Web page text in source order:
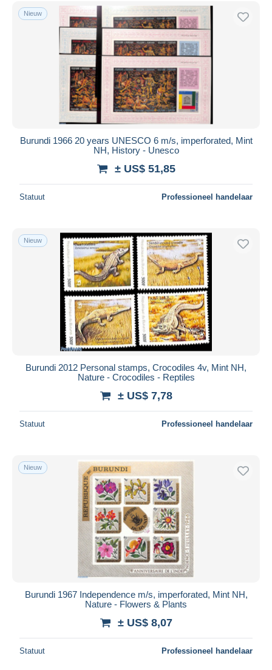
Verzamelingen
Andere
1
Andere & zonder classificatie
Gratis levering
Betaalmiddelen
PayPal
Bankoverschrijving
Visa
Mastercard
Bancontact
Maestro
Woonplaats van de verkoper
Toepassen
Nieuw
Burundi 1966 20 years UNESCO 6 m/s, imperforated, Mint
NH, History - Unesco
± US$ 51,85
Statuut Professioneel handelaar
Nieuw
Burundi 2012 Personal stamps, Crocodiles 4v, Mint NH,
Nature - Crocodiles - Reptiles
± US$ 7,78
Statuut Professioneel handelaar
Nieuw
Burundi 1967 Independence m/s, imperforated, Mint NH,
Nature - Flowers & Plants
± US$ 8,07
Statuut Professioneel handelaar